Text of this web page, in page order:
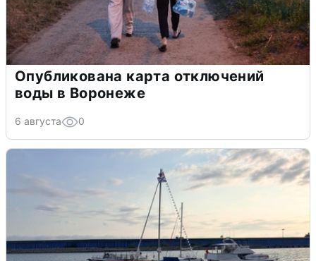
Опубликована карта отключений
воды в Воронеже
6 августа 0